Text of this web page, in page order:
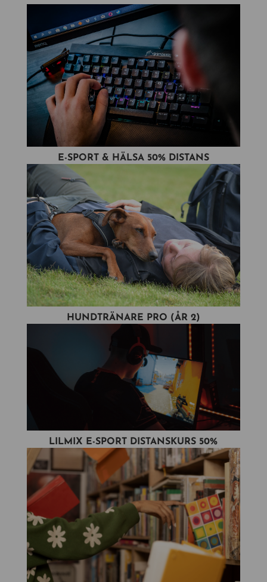
E-SPORT & HÄLSA 50% DISTANS
HUNDTRÄNARE PRO (ÅR 2)
LILMIX E-SPORT DISTANSKURS 50%